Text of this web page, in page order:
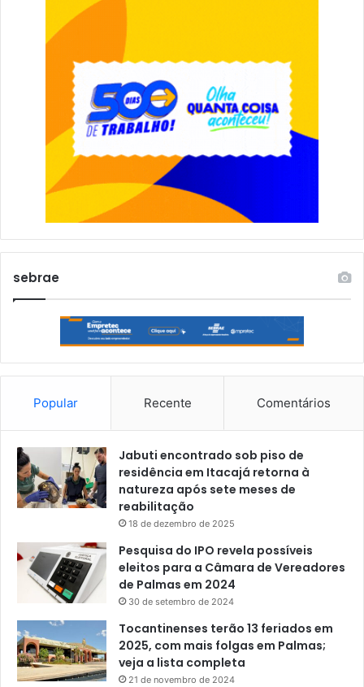
sebrae
Popular Recente Comentários
Jabuti encontrado sob piso de
residência em Itacajá retorna à
natureza após sete meses de
reabilitação
18 de dezembro de 2025
Pesquisa do IPO revela possíveis
eleitos para a Câmara de Vereadores
de Palmas em 2024
30 de setembro de 2024
Tocantinenses terão 13 feriados em
2025, com mais folgas em Palmas;
veja a lista completa
21 de novembro de 2024